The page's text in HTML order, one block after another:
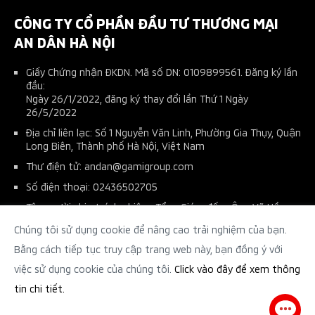
Kế hoạch bảo dưỡng xe
CÔNG TY CỔ PHẦN ĐẦU TƯ THƯƠNG MẠI
AN DÂN HÀ NỘI
Giấy Chứng nhận ĐKDN. Mã số DN: 0109899561. Đăng ký lần
đầu:
Ngày 26/1/2022, đăng ký thay đổi lần Thứ 1 Ngày
26/5/2022
Địa chỉ liên lạc: Số 1 Nguyễn Văn Linh, Phường Gia Thụy, Quận
Long Biên, Thành phố Hà Nội, Việt Nam
Thư điện tử: andan@gamigroup.com
Số điện thoại: 02436502705
Tên người chịu trách nhiệm: Tổng Giám đốc : Ông Vũ Hồng
( Theo Giấy Ủy quyền số: 01/2023/UQ –ANDAN ngày
01/07/2023)
Chúng tôi sử dụng cookie để nâng cao trải nghiệm của bạn.
Bằng cách tiếp tục truy cập trang web này, bạn đồng ý với
việc sử dụng cookie của chúng tôi. Click vào đây để xem thông
tin chi tiết.